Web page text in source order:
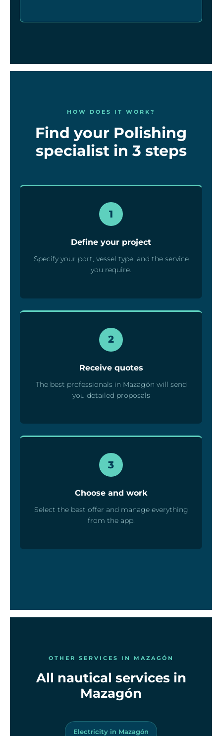
HOW DOES IT WORK?
Find your Polishing
specialist in 3 steps
1
Define your project
Specify your port, vessel type, and the service
you require.
2
Receive quotes
The best professionals in Mazagón will send
you detailed proposals
3
Choose and work
Select the best offer and manage everything
from the app.
OTHER SERVICES IN MAZAGÓN
All nautical services in
Mazagón
Electricity in Mazagón